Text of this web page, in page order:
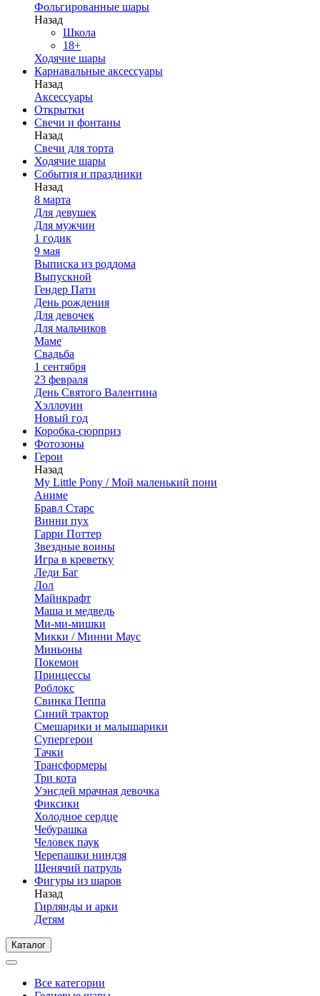
Фольгированные шары
Назад
Школа
18+
Ходячие шары
Карнавальные аксессуары
Назад
Аксессуары
Открытки
Свечи и фонтаны
Назад
Свечи для торта
Ходячие шары
События и праздники
Назад
8 марта
Для девушек
Для мужчин
1 годик
9 мая
Выписка из роддома
Выпускной
Гендер Пати
День рождения
Для девочек
Для мальчиков
Маме
Свадьба
1 сентября
23 февраля
День Святого Валентина
Хэллоуин
Новый год
Коробка-сюрприз
Фотозоны
Герои
Назад
My Little Pony / Мой маленький пони
Аниме
Бравл Старс
Винни пух
Гарри Поттер
Звездные воины
Игра в креветку
Леди Баг
Лол
Майнкрафт
Маша и медведь
Ми-ми-мишки
Микки / Минни Маус
Миньоны
Покемон
Принцессы
Роблокс
Свинка Пеппа
Синий трактор
Смешарики и малышарики
Супергерои
Тачки
Трансформеры
Три кота
Уэнсдей мрачная девочка
Фиксики
Холодное сердце
Чебурашка
Человек паук
Черепашки ниндзя
Щенячий патруль
Фигуры из шаров
Назад
Гирлянды и арки
Детям
Каталог
Все категории